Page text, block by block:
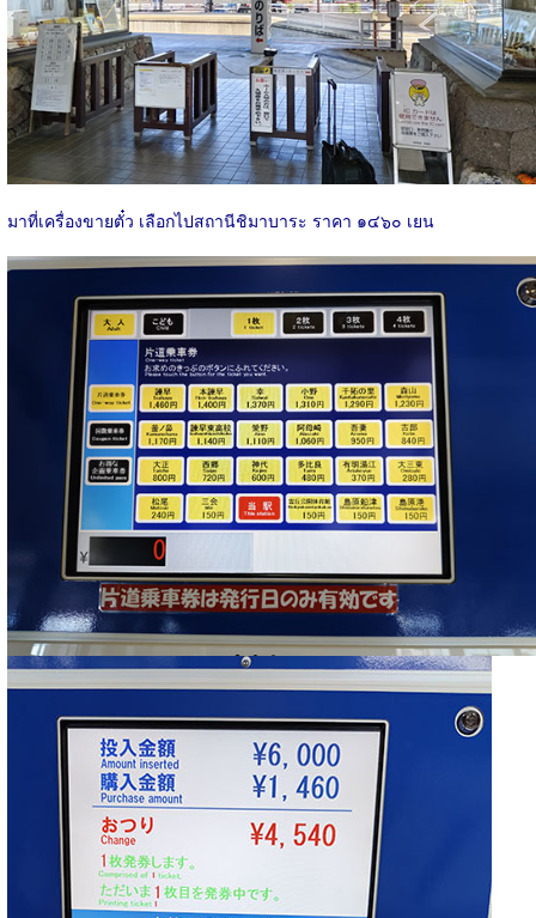
มาที่เครื่องขายตั๋ว เลือกไปสถานีชิมาบาระ ราคา ๑๔๖๐ เยน